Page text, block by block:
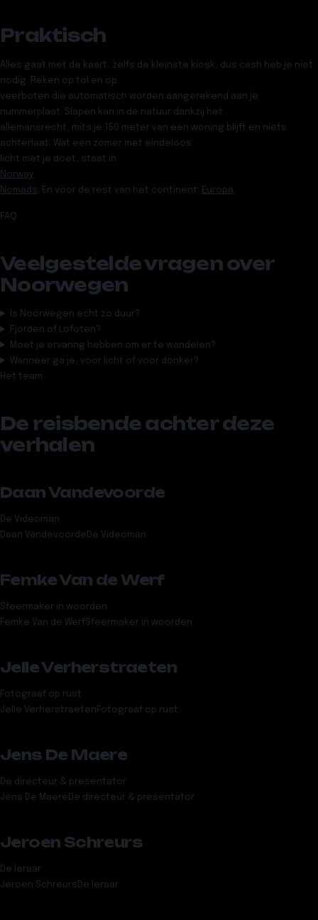
Praktisch
Alles gaat met de kaart, zelfs de kleinste kiosk, dus cash heb je niet
nodig. Reken op tol en op
veerboten die automatisch worden aangerekend aan je
nummerplaat. Slapen kan in de natuur dankzij het
allemansrecht, mits je 150 meter van een woning blijft en niets
achterlaat. Wat een zomer met eindeloos
licht met je doet, staat in
Norway
Nomads . En voor de rest van het continent: Europa
FAQ
Veelgestelde vragen over
Noorwegen
Is Noorwegen echt zo duur?
Fjorden of Lofoten?
Moet je ervaring hebben om er te wandelen?
Wanneer ga je, voor licht of voor donker?
Het team
De reisbende achter deze
verhalen
Daan Vandevoorde
De Videoman
Daan Vandevoorde De Videoman
Femke Van de Werf
Sfeermaker in woorden
Femke Van de WerfSfeermaker in woorden
Jelle Verherstraeten
Fotograaf op rust
Jelle Verherstraeten Fotograaf op rust
Jens De Maere
De directeur & presentator
Jens De Maere De directeur & presentator
Jeroen Schreurs
De leraar
Jeroen Schreurs De leraar